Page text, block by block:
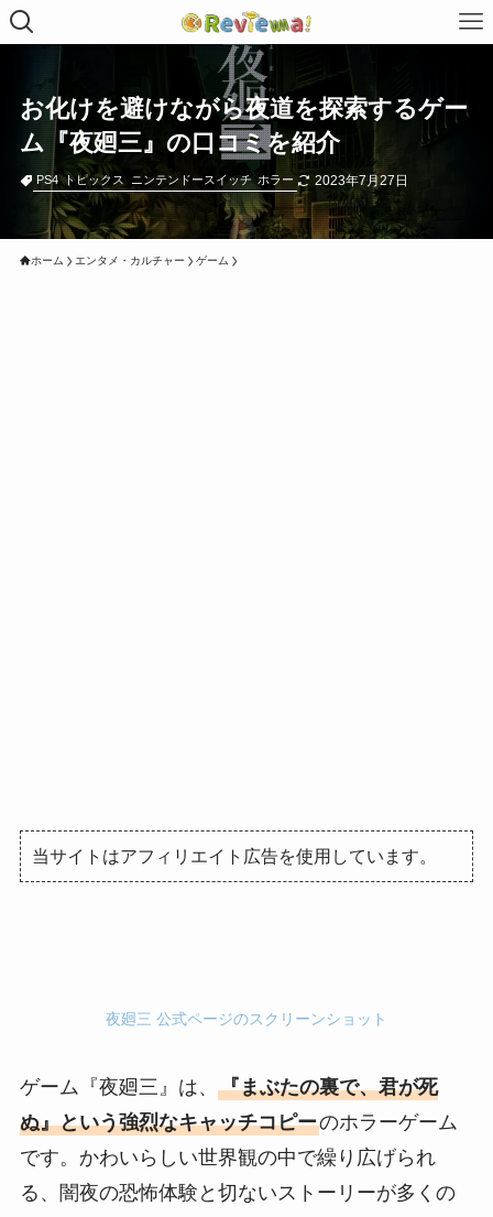
お化けを避けながら夜道を探索するゲー
ム『夜廻三』の口コミを紹介
PS4 トピックス ニンテンドースイッチ ホラー 2023年7月27日
ホーム エンタメ・カルチャー ゲーム
当サイトはアフィリエイト広告を使用しています。
夜廻三 公式ページのスクリーンショット
ゲーム『夜廻三』は、 『まぶたの裏で、君が死
ぬ』という強烈なキャッチコピーのホラーゲーム
です。かわいらしい世界観の中で繰り広げられ
る、闇夜の恐怖体験と切ないストーリーが多くの